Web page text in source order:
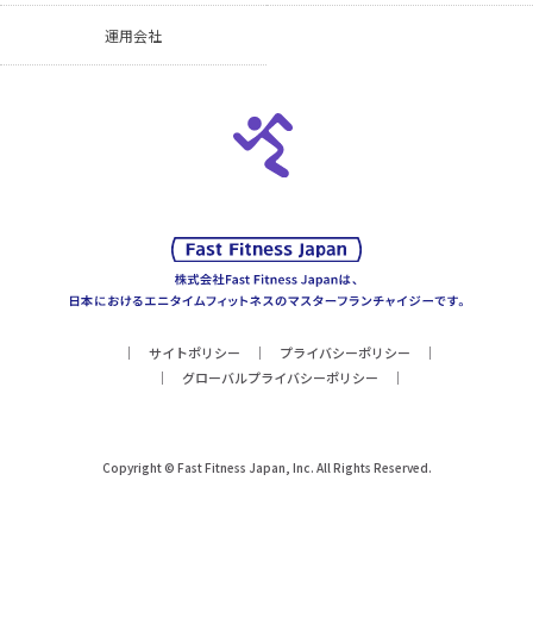
運用会社
サイトポリシー
プライバシーポリシー
グローバルプライバシーポリシー
Copyright © Fast Fitness Japan, Inc. All Rights Reserved.